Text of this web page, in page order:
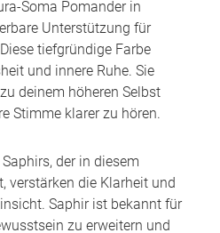
Soma Pomander in
Unterstützung für
tiefgründige Farbe
und innere Ruhe. Sie
deinem höheren Selbst
Stimme klarer zu hören.
der in diesem
verstärken die Klarheit und
Saphir ist bekannt für
zu erweitern und